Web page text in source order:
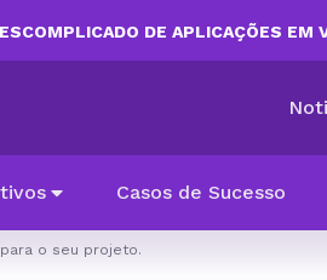
DE APLICAÇÕES EM
Casos de Sucesso
o seu projeto.